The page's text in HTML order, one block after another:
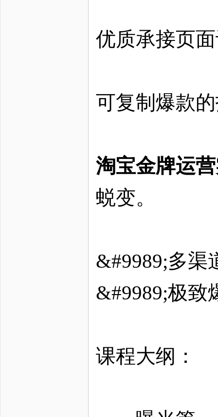
优质承接页
可复制爆款
淘宝金牌运
蜕变。
&#9989;多渠
&#9989;极致
课程大纲：